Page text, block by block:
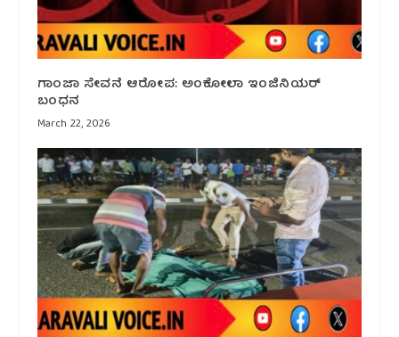
ಗಾಂಜಾ ಸೇವನೆ ಆರೋಪ: ಅಂಕೋಲಾ ಇಂಜಿನಿಯರ್
ಬಂಧನ
March 22, 2026